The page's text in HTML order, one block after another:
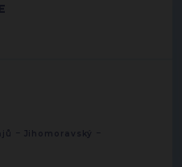
- Jihomoravský -